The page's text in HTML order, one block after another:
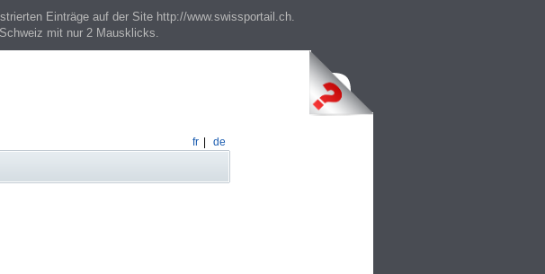
Einträge auf der Site http://www.swissportail.ch.
mit nur 2 Mausklicks.
fr de